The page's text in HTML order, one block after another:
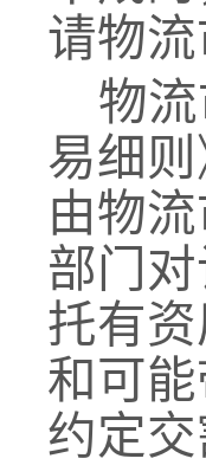
请物
物
易细则
由物
部门
托有
和可
约定